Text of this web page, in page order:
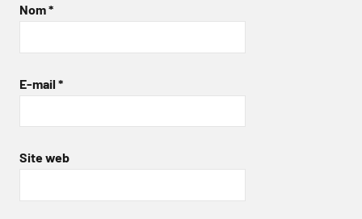
Nom*
E-mail *
Site web